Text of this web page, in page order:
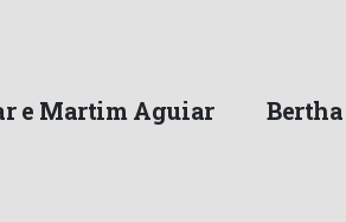
e Martim Aguiar